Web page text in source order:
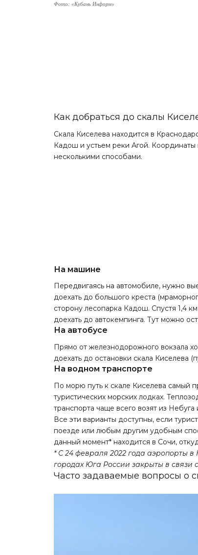
Фото: «Кубань Информ»
Как добраться до скалы
Скала Киселева находится в
Кадош и устьем реки Агой. Координаты
несколькими способами.
На машине
Передвигаясь на автомобиле, нужно
доехать до большого креста
сторону лесопарка Кадош. Спустя 1,4
доехать до автокемпинга. Тут можно
На автобусе
Прямо от железнодорожного вокзала
доехать до остановки скала Киселева
На водном транспорте
По морю путь к скале Киселева самый
туристических морских лодках.
транспорта чаще всего возят из Небуга
Все эти варианты доступны, если
поезде или любым другим удобным
данный момент* находится в Сочи,
* С 24 февраля 2022 года аэропорты
городах Юга России закрыты в связи
Часто задаваемые вопросы о